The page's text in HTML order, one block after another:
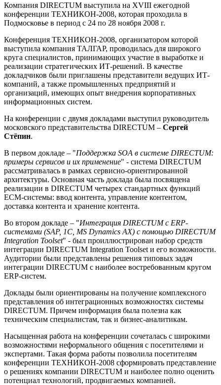
Компания DIRECTUM выступила на XVIII ежегодной
конференции ТЕХНИКОН-2008, которая проходила в
Подмосковье в период с 24 по 28 ноября 2008 г.
Конференция ТЕХНИКОН-2008, организатором которой
выступила компания ТАЛГАР, проводилась для широкого
круга специалистов, принимающих участие в выработке и
реализации стратегических ИТ-решений. В качестве
докладчиков были приглашены представители ведущих ИТ-
компаний, а также промышленных предприятий и
организаций, имеющих опыт внедрения корпоративных
информационных систем.
На конференции с двумя докладами выступил руководитель
московского представительства DIRECTUM – Сергей
Стёпин.
В первом докладе – "Поддержка SOA в системе DIRECTUM:
примеры сервисов и их применение" - система DIRECTUM
рассматривалась в рамках сервисно-ориентированной
архитектуры. Основная часть доклада была посвящена
реализации в DIRECTUM четырех стандартных функций
ECM-системы: ввод контента, управление контентом,
доставка контента и хранение контента.
Во втором докладе – "Интеграция DIRECTUM с ERP-
системами (SAP, 1C, MS Dynamics AX) с помощью DIRECTUM
Integration Toolset" - был проиллюстрирован набор средств
интеграции DIRECTUM Integration Toolset и его возможности.
Аудитории были представлены решения типовых задач
интеграции DIRECTUM с наиболее востребованным кругом
ERP-систем.
Доклады были ориентированы на получение комплексного
представления об интеграционных возможностях системы
DIRECTUM. Причем информация была полезна как
техническим специалистам, так и бизнес-аналитикам.
Насыщенная работа на конференции сочеталась с широкими
возможностями неформального общения с посетителями и
экспертами. Такая форма работы позволила посетителям
конференции ТЕХНИКОН-2008 сформировать представление
о решениях компании DIRECTUM и наиболее полно оценить
потенциал технологий, продвигаемых компанией.